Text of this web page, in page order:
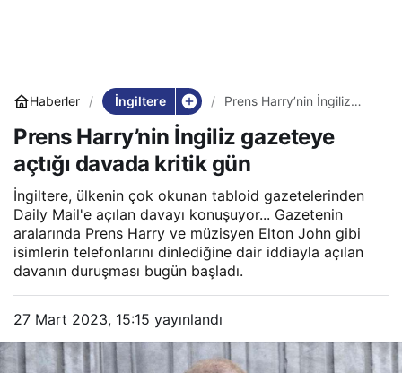
Haberler İngiltere
Prens Harry’nin İngiliz
kritik gün
Prens Harry’nin İngiliz gazeteye
açtığı davada kritik gün
İngiltere, ülkenin çok okunan tabloid gazetelerinden
Daily Mail'e açılan davayı konuşuyor... Gazetenin
aralarında Prens Harry ve müzisyen Elton John gibi
isimlerin telefonlarını dinlediğine dair iddiayla açılan
davanın duruşması bugün başladı.
27 Mart 2023, 15:15 yayınlandı